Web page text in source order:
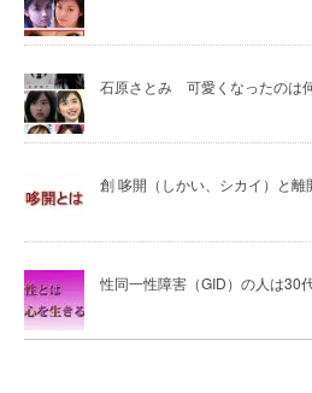
石原さとみ 可愛くなったのは
創 哆開（しかい、シカイ）と離
性同一性障害（GID）の人は30